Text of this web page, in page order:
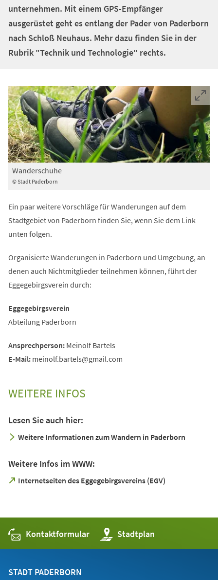
unternehmen. Mit einem GPS-Empfänger
ausgerüstet geht es entlang der Pader von Paderborn
nach Schloß Neuhaus. Mehr dazu finden Sie in der
Rubrik "Technik und Technologie" rechts.
© Stadt Paderborn
Wanderschuhe
Ein paar weitere Vorschläge für Wanderungen auf dem
Stadtgebiet von Paderborn finden Sie, wenn Sie dem Link
unten folgen.
Organisierte Wanderungen in Paderborn und Umgebung, an
denen auch Nichtmitglieder teilnehmen können, führt der
Eggegebirgsverein durch:
Eggegebirgsverein
Abteilung Paderborn
Ansprechperson:Meinolf Bartels
E-Mail: meinolf.bartels gmail com
WEITERE INFOS
Lesen Sie auch hier:
Weitere Informationen zum Wandern in Paderborn
Weitere Infos im WWW:
Internetseiten des Eggegebirgsvereins (EGV)
(Öffnet
Tab)
Kontaktformular Stadtplan
(Öffnet
in
einem
STADT PADERBORN